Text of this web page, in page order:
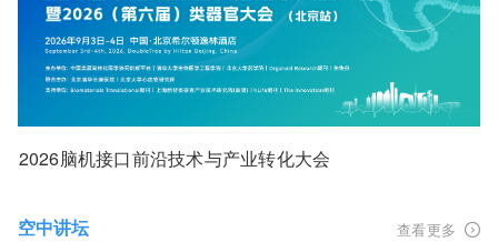
2026脑机接口前沿技术与产业转化大会
空中讲坛 查看更多